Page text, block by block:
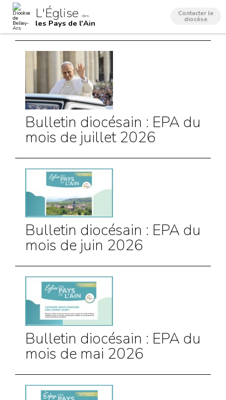
contenu.
Outils
personnels
L'Église dans
les Pays de l'Ain
Contacter le
diocèse
Bulletin diocésain : EPA du
mois de juillet 2026
Bulletin diocésain : EPA du
mois de juin 2026
Bulletin diocésain : EPA du
mois de mai 2026